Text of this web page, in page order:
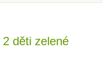
děti zelené